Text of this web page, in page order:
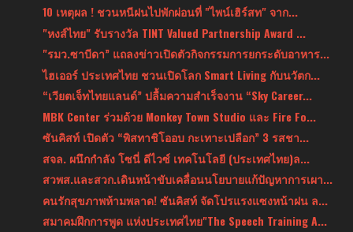
10 เหตุผล ! ชวนหนีฝนไปพักผ่อนที่ "ไพน์เฮิร์สท" จาก...
"หงส์ไทย" รับรางวัล TINT Valued Partnership Award ...
"รมว.ซาบีดา” แถลงข่าวเปิดตัวกิจกรรมการยกระดับอาหาร...
ไฮเออร์ ประเทศไทย ชวนเปิดโลก Smart Living กับนวัตก...
“เวียตเจ็ทไทยแลนด์” ปลื้มความสำเร็จงาน “Sky Career...
MBK Center ร่วมด้วย Monkey Town Studio และ Fire Fo...
ซันคิสท์ เปิดตัว “พิสทาชิโออบ กะเทาะเปลือก” 3 รสชา...
สจล. ผนึกกำลัง โซนี่ ดีไวซ์ เทคโนโลยี (ประเทศไทย)ล...
สวพส.และสวก.เดินหน้าขับเคลื่อนนโยบายแก้ปัญหาการเผา...
คนรักสุขภาพห้ามพลาด! ซันคิสท์ จัดโปรแรงแซงหน้าฝน ล...
สมาคมฝึกการพูด แห่งประเทศไทย"The Speech Training A...